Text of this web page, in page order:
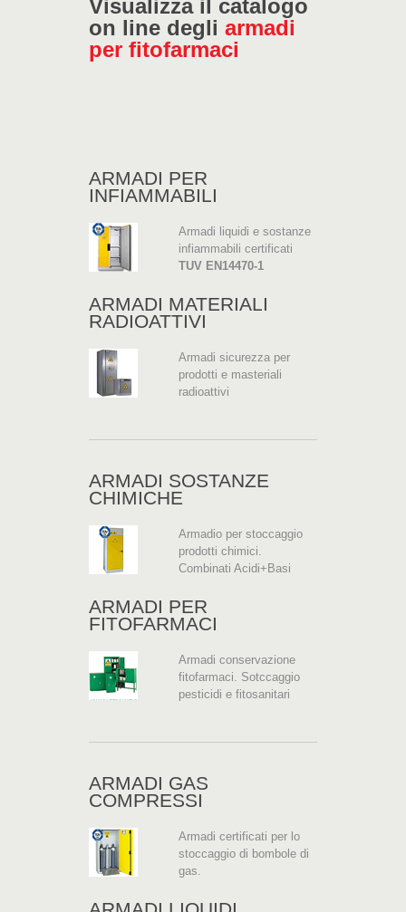
Visualizza il catalogo
on line degli armadi
per fitofarmaci
ARMADI PER
INFIAMMABILI
Armadi liquidi e sostanze
infiammabili certificati
TUV EN14470-1
ARMADI MATERIALI
RADIOATTIVI
Armadi sicurezza per
prodotti e masteriali
radioattivi
ARMADI SOSTANZE
CHIMICHE
Armadio per stoccaggio
prodotti chimici.
Combinati Acidi+Basi
ARMADI PER
FITOFARMACI
Armadi conservazione
fitofarmaci. Sotccaggio
pesticidi e fitosanitari
ARMADI GAS
COMPRESSI
Armadi certificati per lo
stoccaggio di bombole di
gas.